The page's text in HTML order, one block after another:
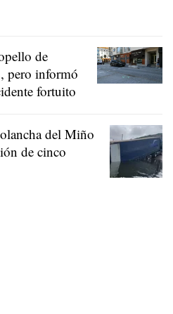
de
pero informó
fortuito
del Miño
de cinco